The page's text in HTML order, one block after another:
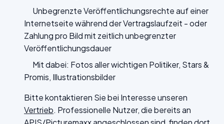
Unbegrenzte Veröffentlichungsrechte auf einer
Internetseite während der Vertragslaufzeit - oder
Zahlung pro Bild mit zeitlich unbegrenzter
Veröffentlichungsdauer
Mit dabei: Fotos aller wichtigen Politiker, Stars &
Promis, Illustrationsbilder
Bitte kontaktieren Sie bei Interesse unseren
Vertrieb. Professionelle Nutzer, die bereits an